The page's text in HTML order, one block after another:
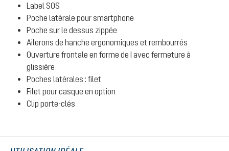
Label SOS
Poche latérale pour smartphone
Poche sur le dessus zippée
Ailerons de hanche ergonomiques et rembourrés
Ouverture frontale en forme de I avec fermeture à
glissière
Poches latérales : filet
Filet pour casque en option
Clip porte-clés